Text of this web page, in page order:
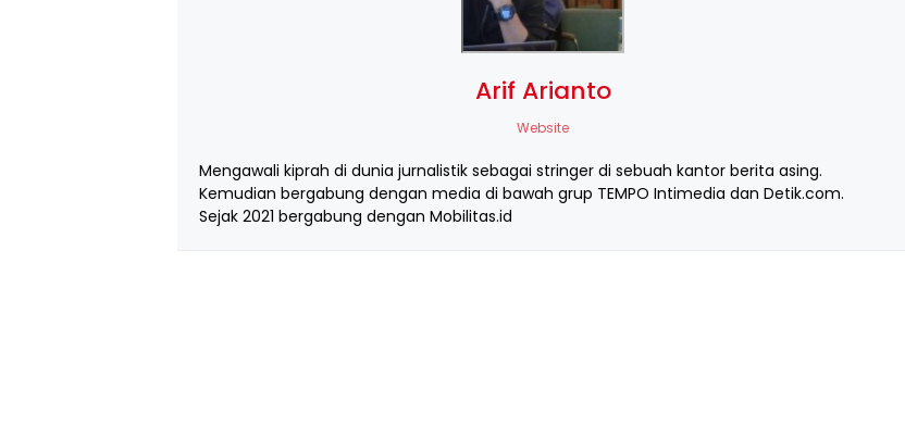
Arif Arianto
Website
Mengawali kiprah di dunia jurnalistik sebagai stringer di sebuah kantor berita asing.
Kemudian bergabung dengan media di bawah grup TEMPO Intimedia dan Detik.com.
Sejak 2021 bergabung dengan Mobilitas.id